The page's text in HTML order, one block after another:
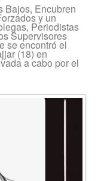
Bajos, Encubren
y un
Periodistas
Supervisores
se encontró el
(18) en
a cabo por el